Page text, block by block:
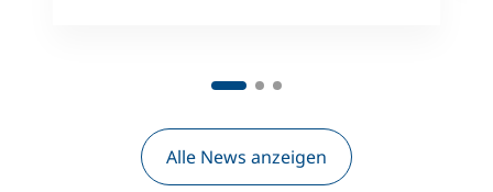
Alle News anzeigen